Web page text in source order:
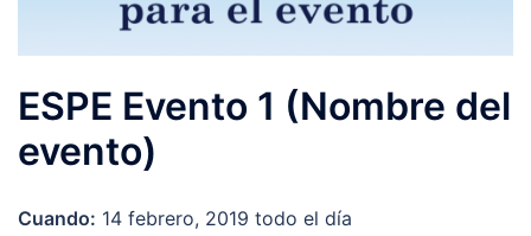
ESPE Evento 1 (Nombre del
evento)
Cuando: 14 febrero, 2019 todo el día